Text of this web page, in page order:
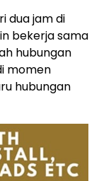
dua jam di
bekerja sama
hubungan
momen
hubungan